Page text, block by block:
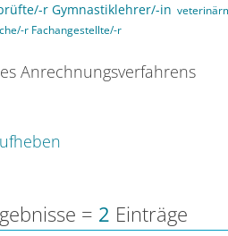
r Gymnastiklehrer/-in
r Fachangestellte/-r
Anrechnungsverfahrens
= 2 Einträge